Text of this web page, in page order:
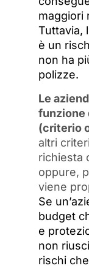
maggiori
Tuttavia,
è un
non ha
polizze.
Le
funzione
(criterio
altri
richiesta
oppure,
viene
Se
budget
e
non
rischi